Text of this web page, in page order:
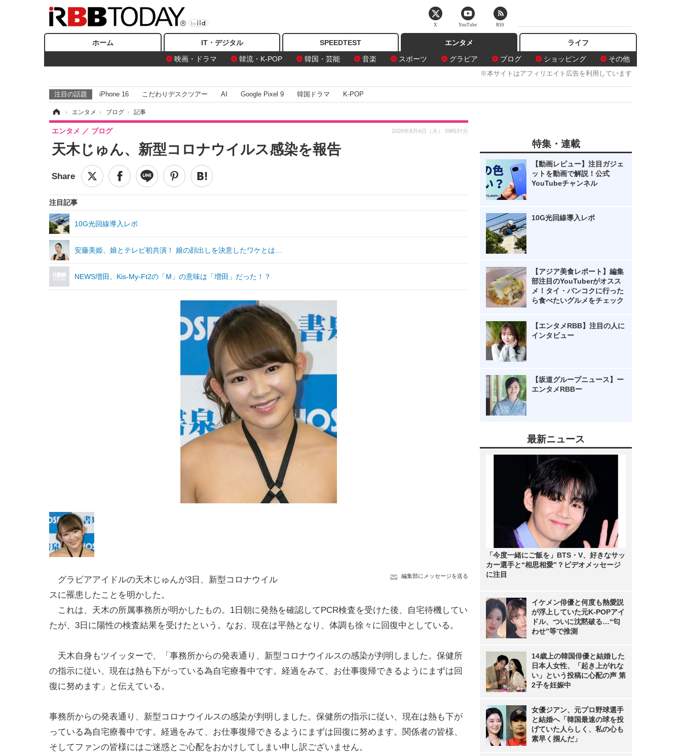
ホーム IT・デジタル SPEEDTEST
エンタメ
映画・ドラマ
韓流・K-POP 韓国・芸能 音楽 スポーツ グラビア ブログ ショッピング その他
ライフ
※本サイトはアフィリエイト広告を利用しています
注目の話題 iPhone 16 こだわりデスクツアー AI Google Pixel 9 韓国ドラマ K-POP
› エンタメ › ブログ › 記事
天木じゅん、新型コロナウイルス感染を報告
エンタメ ブログ 2020年8月4日（火） 09時31分
注目記事
10G光回線導入レポ
安藤美姫、娘とテレビ初共演！ 娘の顔出しを決意したワケとは…
NEWS増田、Kis-My-Ft2の「M」の意味は「増田」だった！？
編集部にメッセージを送る
グラビアアイドルの天木じゅんが3日、新型コロナウイル
スに罹患したことを明かした。
これは、天木の所属事務所が明かしたもの。1日朝に発熱を確認してPCR検査を受けた後、自宅待機してい
たが、3日に陽性の検査結果を受けたという。なお、現在は平熱となり、体調も徐々に回復中としている。
天木自身もツイッターで、「事務所からの発表通り、新型コロナウイルスの感染が判明しました。保健所
の指示に従い、現在は熱も下がっている為自宅療養中です。経過をみて、お仕事復帰できるようにまずは回
復に努めます」と伝えている。
事務所からの発表通り、新型コロナウイルスの感染が判明しました。保健所の指示に従い、現在は熱も下が
っている為自宅療養中です。経過をみて、お仕事復帰できるようにまずは回復に努めます。関係者の皆様、
そしてファンの皆様にはご迷惑とご心配をおかけしてしまい申し訳ございません。
特集・連載
【動画レビュー】注目ガジェ
ットを動画で解説！公式
YouTubeチャンネル
10G光回線導入レポ
【アジア美食レポート】編集
部注目のYouTuberがオスス
メ！タイ・バンコクに行った
ら食べたいグルメをチェック
【エンタメRBB】注目の人に
インタビュー
【坂道グループニュース】ー
エンタメRBBー
最新ニュース
「今度一緒にご飯を」BTS・V、好きなサッ
カー選手と“相思相愛”？ビデオメッセージ
に注目
イケメン俳優と何度も熱愛説
が浮上していた元K-POPアイ
ドル、ついに沈黙破る…“匂
わせ”等で推測
14歳上の韓国俳優と結婚した
日本人女性、「起き上がれな
い」という投稿に心配の声 第
2子を妊娠中
女優ジアン、元プロ野球選手
と結婚へ「韓国最速の球を投
げていた人らしく、私の心も
素早く掴んだ」
X YouTube RSS